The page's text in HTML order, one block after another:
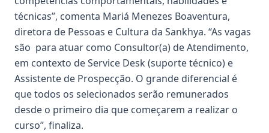
técnicas”, comenta Mariá Menezes Boaventura,
diretora de Pessoas e Cultura da Sankhya. “As vagas
são para atuar como Consultor(a) de Atendimento,
em contexto de Service Desk (suporte técnico) e
Assistente de Prospecção. O grande diferencial é
que todos os selecionados serão remunerados
desde o primeiro dia que começarem a realizar o
curso”, finaliza.